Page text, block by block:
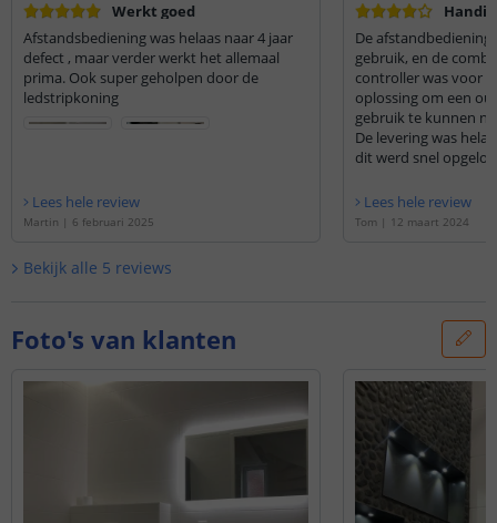
Werkt goed
Afstandsbediening was helaas naar 4 jaar
defect , maar verder werkt het allemaal
prima. Ook super geholpen door de
ledstripkoning
Lees hele review
Martin | 6 februari 2025
De afstandbediening
gebruik, en de
controller was voor
oplossing om een
gebruik te kunnen
De levering was
dit werd snel
Lees hele review
Tom | 12 maart 2024
Bekijk alle 5 reviews
Foto's van klanten